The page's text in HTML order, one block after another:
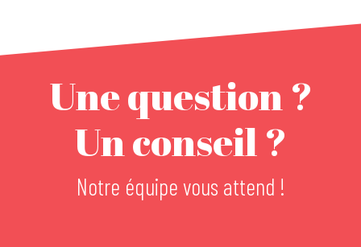
Une question ?
Un conseil ?
Notre équipe vous attend !